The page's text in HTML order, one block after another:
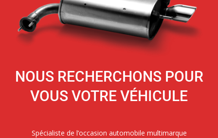
NOUS RECHERCHONS POUR
VOUS VOTRE VÉHICULE
Spécialiste de l’occasion automobile multimarque